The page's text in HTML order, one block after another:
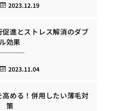
2023.12.19
進とストレス解消のダブ
ル効果
2023.11.04
める！併用したい薄毛対
策